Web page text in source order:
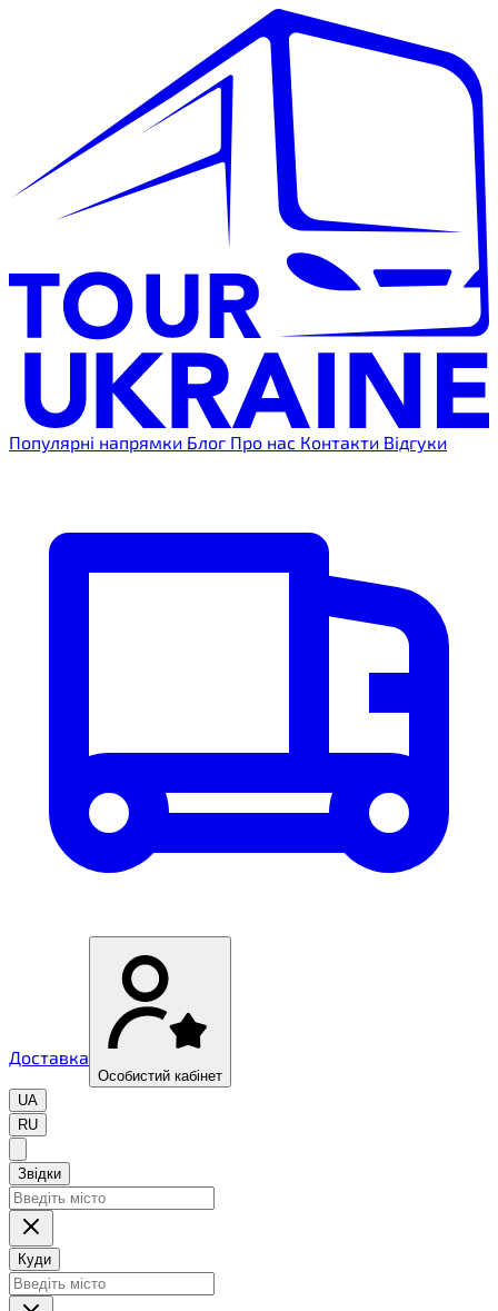
Популярні напрямки Блог Про нас Контакти Відгуки
Доставка
Особистий кабінет
UA
RU
Звідки
Куди